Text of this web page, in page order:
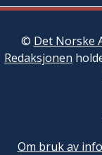
© Det Norske
Redaksjonen
Om bruk av